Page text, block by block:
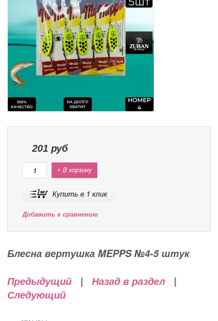
201 руб
+ В корзину
Добавить к сравнению
Блесна вертушка MEPPS №4-5 штук
Предыдущий Назад в раздел
Следующий